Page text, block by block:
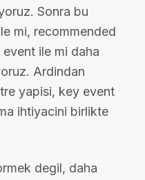
Sonra bu
mi, recommended
ile mi daha
Ardindan
yapisi, key event
ihtiyacini birlikte
degil, daha